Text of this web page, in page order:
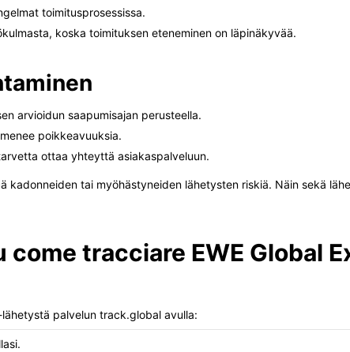
toimitusprosessissa.
koska toimituksen eteneminen on läpinäkyvää.
arvioidun saapumisajan perusteella.
poikkeavuuksia.
ottaa yhteyttä asiakaspalveluun.
kadonneiden tai myöhästyneiden lähetysten riskiä. Näin sekä
tracciare EWE Global
palvelun track.global avulla: